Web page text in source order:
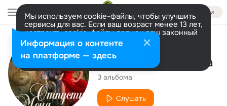
Войти
Мы используем cookie-файлы, чтобы улучшить
сервисы для вас. Если ваш возраст менее 13 лет,
настроить cookie-файлы должен ваш законный
представитель. Больше информации
Разрешить все Настроить
Исполнитель
Марина Зворыгина
3 альбома
Слушать
Информация о контенте
на платформе — здесь